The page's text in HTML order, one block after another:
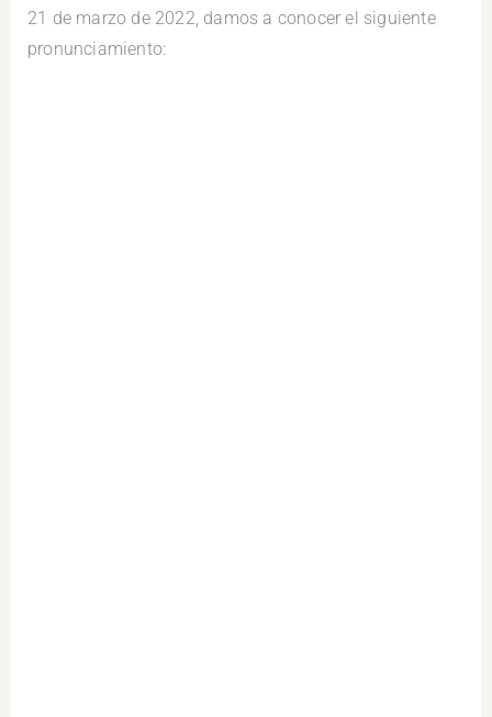
21 de marzo de 2022, damos a conocer el siguiente
pronunciamiento: